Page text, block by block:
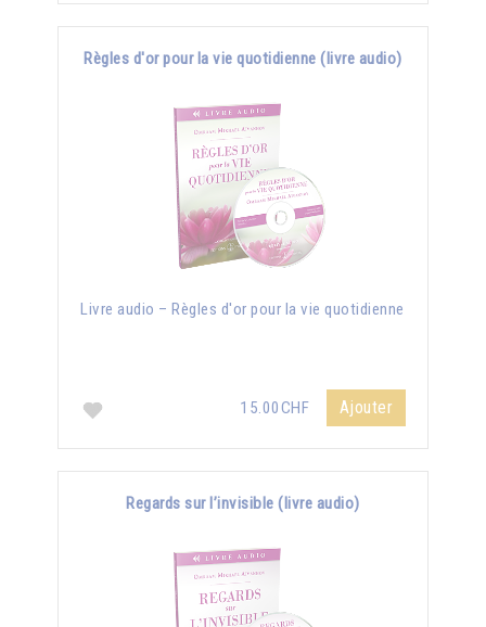
Règles d'or pour la vie quotidienne (livre audio)
Livre audio – Règles d'or pour la vie quotidienne
15.00CHF Ajouter
Regards sur l’invisible (livre audio)